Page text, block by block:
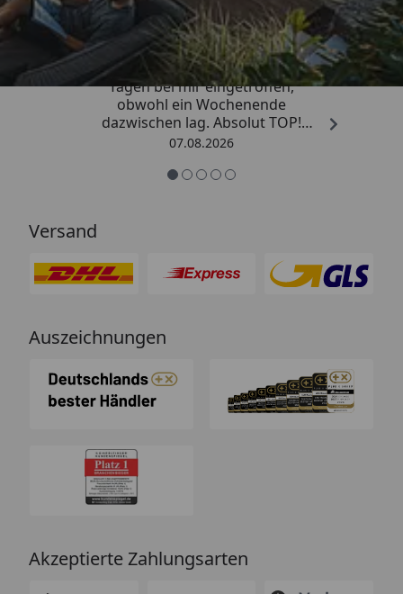
4,81/ 5
„Die Bestellung ist innerhalb von 4
Tagen bei mir eingetroffen,
obwohl ein Wochenende
dazwischen lag. Absolut TOP!
Sicherlich nicht die letzte
so.“
07.08.2026
Versand
Auszeichnungen
Akzeptierte Zahlungsarten